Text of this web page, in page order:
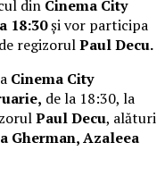
din Cinema City
18:30și vor participa
regizorulPaul Decu.
Cinema City
de la 18:30, la
Paul Decu, alături
Gherman, Azaleea